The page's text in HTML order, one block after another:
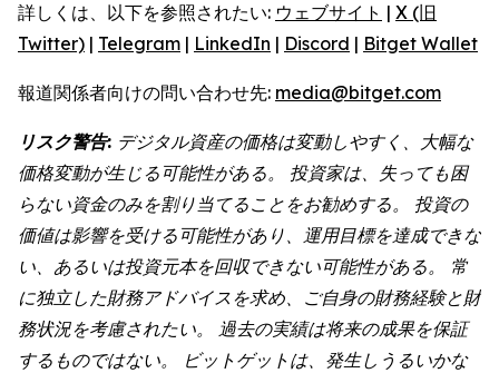
詳しくは、以下を参照されたい: ウェブサイト | X (旧
Twitter) | Telegram | LinkedIn | Discord | Bitget Wallet
報道関係者向けの問い合わせ先: media@bitget.com
リスク警告: デジタル資産の価格は変動しやすく、大幅な
価格変動が生じる可能性がある。 投資家は、失っても困
らない資金のみを割り当てることをお勧めする。 投資の
価値は影響を受ける可能性があり、運用目標を達成できな
い、あるいは投資元本を回収できない可能性がある。 常
に独立した財務アドバイスを求め、ご自身の財務経験と財
務状況を考慮されたい。 過去の実績は将来の成果を保証
するものではない。 ビットゲットは、発生しうるいかな